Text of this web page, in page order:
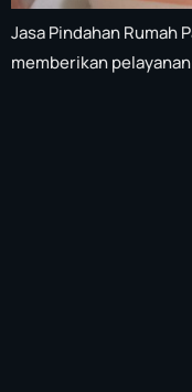
Jasa Pindahan Rumah
memberikan